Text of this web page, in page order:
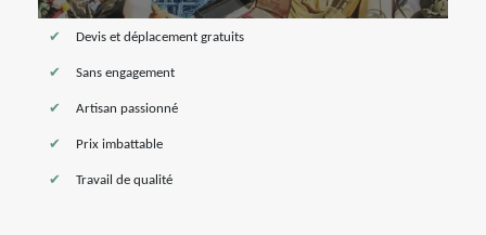
Devis et déplacement gratuits
Sans engagement
Artisan passionné
Prix imbattable
Travail de qualité